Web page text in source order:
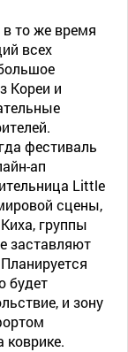
то же время
всех
Кореи и
фестиваль
ап
Little
сцены,
группы
заставляют
будет
и зону
коврике.